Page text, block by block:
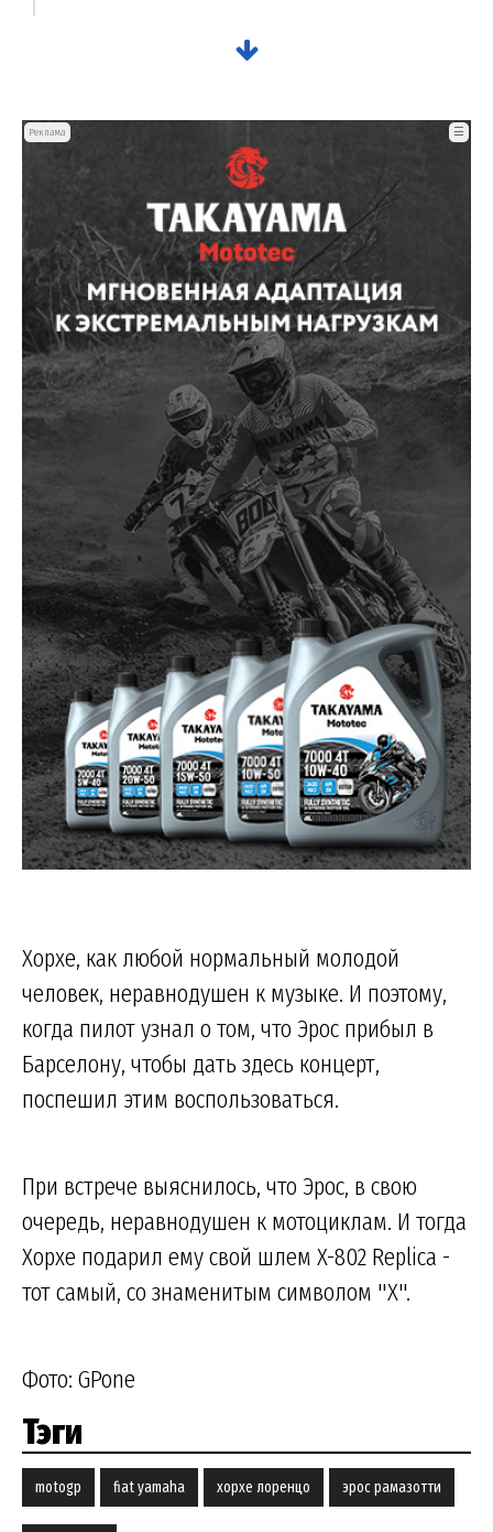
Реклама ☰
Хорхе, как любой нормальный молодой
человек, неравнодушен к музыке. И поэтому,
когда пилот узнал о том, что Эрос прибыл в
Барселону, чтобы дать здесь концерт,
поспешил этим воспользоваться.
При встрече выяснилось, что Эрос, в свою
очередь, неравнодушен к мотоциклам. И тогда
Хорхе подарил ему свой шлем X-802 Replica -
тот самый, со знаменитым символом "Х".
Фото: GPone
Тэги
motogp fiat yamaha хорхе лоренцо эрос рамазотти